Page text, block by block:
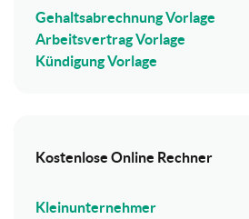
Gehaltsabrechnung Vorlage
Arbeitsvertrag Vorlage
Kündigung Vorlage
Kostenlose Online Rechner
Kleinunternehmer